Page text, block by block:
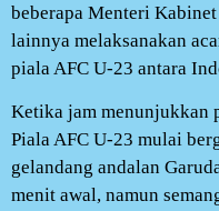
beberapa Menteri
lainnya melaksanakan
piala AFC U-23 antara
Ketika jam menunjukkan
Piala AFC U-23 mulai
gelandang andalan
menit awal, namun